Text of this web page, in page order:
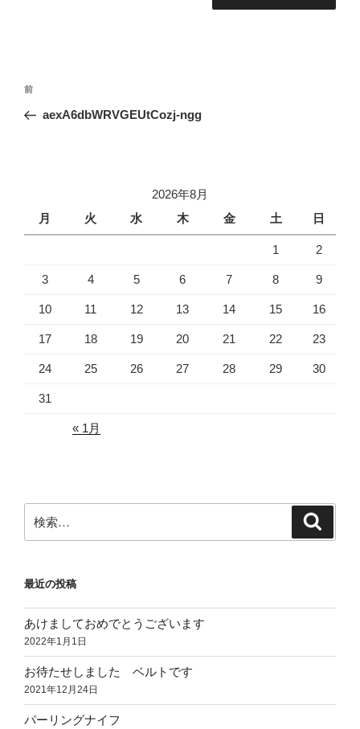
投
ナ
ョ
前
の
前
aexA6dbWRVGEUtCozj-ngg
2026年8月
月
火 水 木 金 土 日
1 2
3 4 5 6 7 8 9
10 11 12 13 14 15 16
17 18 19 20 21 22 23
24 25 26 27 28 29 30
31
« 1月
索:
最近の投稿
あけましておめでとうございます
2022年1月1日
お待たせしました ベルトです
2021年12月24日
パーリングナイフ